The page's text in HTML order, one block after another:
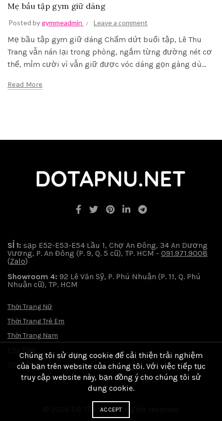
Mẹ bầu tập gym giữ dáng
Posted bygymmeadmin Leave a comment
Mẹ bầu tập gym giữ dáng Chấm dứt buổi tập, Lê Thu
Trang vẫn nán lại trong phòng, ngắm từng đường nét cơ
thể, mỉm cười vì vẫn giữ được vóc dáng gọn gàng dù...
Read More
SỈ 1: sạp E52-E53-E54 Lầu 1, Chợ An Đông, 34 An Dương
Vương, P. An Đông (P. 9, Q. 5 cũ), TP. HCM - 091.971.9008
(Zalo)
Showroom 4: 92 Lê Văn Sỹ, P. Phú Nhuận (P. 11, Q. Phú
Nhuận cũ), TP. HCM
Thời Trang Nữ
Thời Trang Trẻ Em
Thời Trang Nam
Phụ Kiện
Thực Phẩm
Đồ Tập Nữ. All rights reserved
Chúng tôi sử dụng cookie để cải thiện trải nghiệm
của bạn trên website của chúng tôi. Với việc tiếp tục
truy cập website này, bạn đồng ý cho chúng tôi sử
dung cookie.
ACCEPT